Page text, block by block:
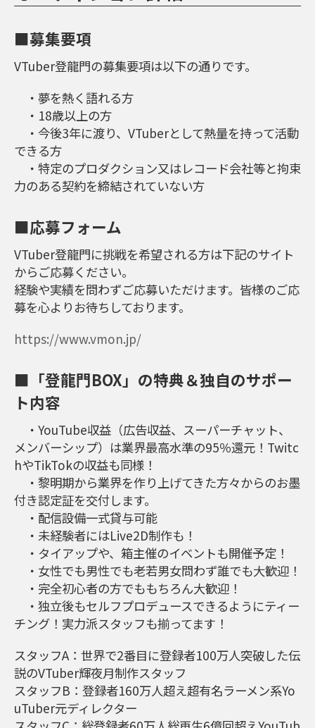
■募集要項
VTuber登龍門の募集要項は以下の通りです。
・夢を熱く語れる方
・18歳以上の方
・今後3年に渡り、VTuberとして熱量を持って活動
できる方
・特定のプロダクション又はレコード会社等と拘束
力のある契約を締結されていない方
■応募フォーム
VTuber登龍門に挑戦を希望される方は下記のサイト
からご応募ください。
経験や実績を問わずご応募いただけます。皆様のご応
募を心よりお待ちしております。
https://www.vmon.jp/
■「登龍門BOX」の特典＆独自のサポー
ト内容
・YouTube収益（広告収益、スーパーチャット、
メンバーシップ）は業界最高水準の95％還元！Twitc
hやTikTokの収益も同様！
・黎明期から業界を作り上げてきた方々からのお墨
付き認定証を交付します。
・配信設備一式貸与可能
・未経験者にはLive2D制作も！
・タイアップや、箱主催のイベントも開催予定！
・女性でも男性でも老若男女問わず誰でも大歓迎！
・完全初心者の方でももちろん大歓迎！
・独立後もセルフプロデュースできるようにティー
チング！実力派スタッフも揃ってます！
スタッフA：世界で2番目に登録者100万人突破した伝
説のVTuber輝夜月制作スタッフ
スタッフB：登録者160万人超え超有名ラーメン系Yo
uTuber元ディレクター